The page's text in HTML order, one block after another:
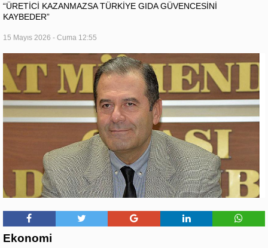
“ÜRETİCİ KAZANMAZSA TÜRKİYE GIDA GÜVENCESİNİ
KAYBEDER”
15 Mayıs 2026 - Cuma 12:55
Ekonomi